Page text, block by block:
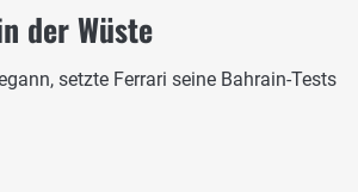
der Wüste
setzte Ferrari seine Bahrain-Tests